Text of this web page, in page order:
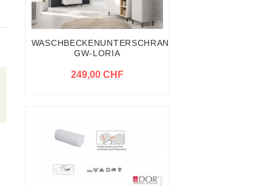
WASCHBECKENUNTERSCHRANK
GW-LORIA
249,00 CHF